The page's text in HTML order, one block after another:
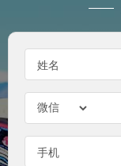
姓名
手机